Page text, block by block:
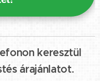
keresztül
árajánlatot.